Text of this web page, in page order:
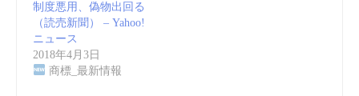
制度悪用、偽物出回る
（読売新聞） – Yahoo!
ニュース
2018年4月3日
商標_最新情報